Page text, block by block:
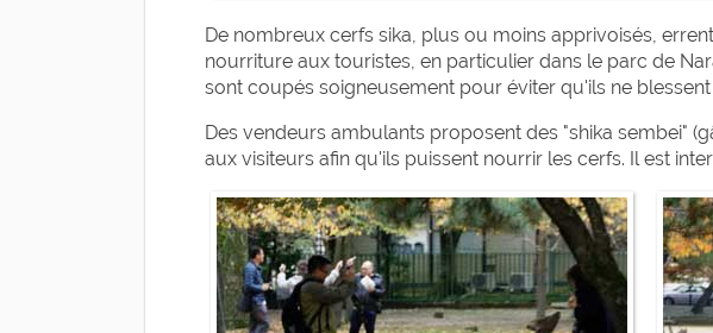
De nombreux cerfs sika, plus ou moins apprivoisés,
nourriture aux touristes, en particulier dans le parc de
sont coupés soigneusement pour éviter qu'ils ne
Des vendeurs ambulants proposent des "shika sembei"
aux visiteurs afin qu'ils puissent nourrir les cerfs. Il est